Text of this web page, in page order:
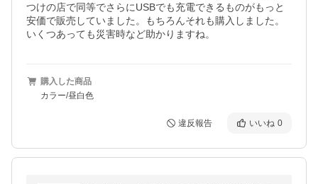
つけの店で同等でさらにUSBでも充電できるものがもっと
安価で販売していました。もちろんそれも購入しました。
いくつあっても災害時など助かりますね。
購入した商品
カラー/昼白色
違反報告 いいね 0